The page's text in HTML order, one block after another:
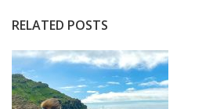
RELATED POSTS